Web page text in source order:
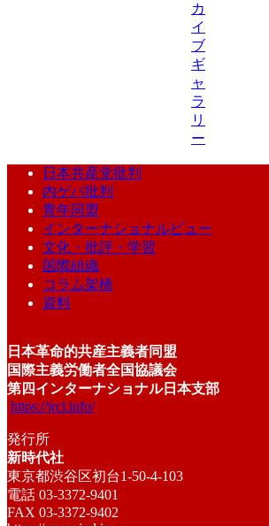
カ
イ
ブ
ギ
ャ
ラ
リ
ー
日本共産党批判
内ゲバ批判
青年同盟
インターナショナルビュー
文化・批評・学習
国際組織
コラム架橋
資料
日本革命的共産主義者同盟
国際主義労働者全国協議会
第四インターナショナル日本支部
https://jrcl.info/
発行所
新時代社
東京都渋谷区初台1-50-4-103
電話 03-3372-9401
FAX 03-3372-9402